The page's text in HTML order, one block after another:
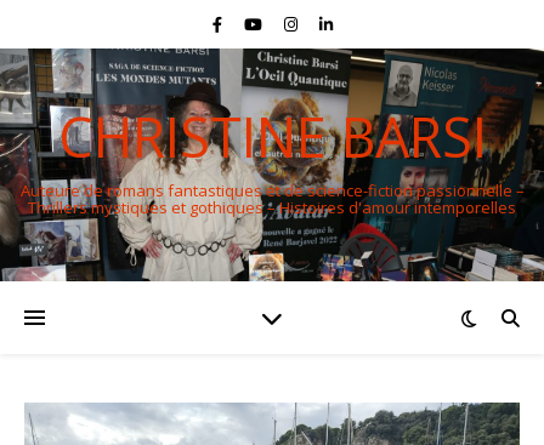
CHRISTINE BARSI
Auteure de romans fantastiques et de science-fiction passionnelle –
Thrillers mystiques et gothiques – Histoires d'amour intemporelles